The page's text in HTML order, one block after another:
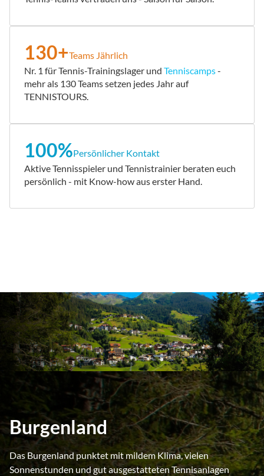
130+Teams Jährlich
Nr. 1 für Tennis-Trainingslager und Tenniscamps-
mehr als 130 Teams setzen jedes Jahr auf
TENNISTOURS.
100%Persönlicher Kontakt
Aktive Tennisspieler und Tennistrainier beraten euch
persönlich - mit Know-how aus erster Hand.
Burgenland
Das Burgenland punktet mit mildem Klima, vielen
Sonnenstunden und gut ausgestatteten Tennisanlagen